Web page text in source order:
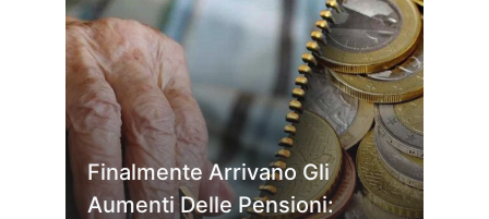
Finalmente Arrivano Gli
Aumenti Delle Pensioni: